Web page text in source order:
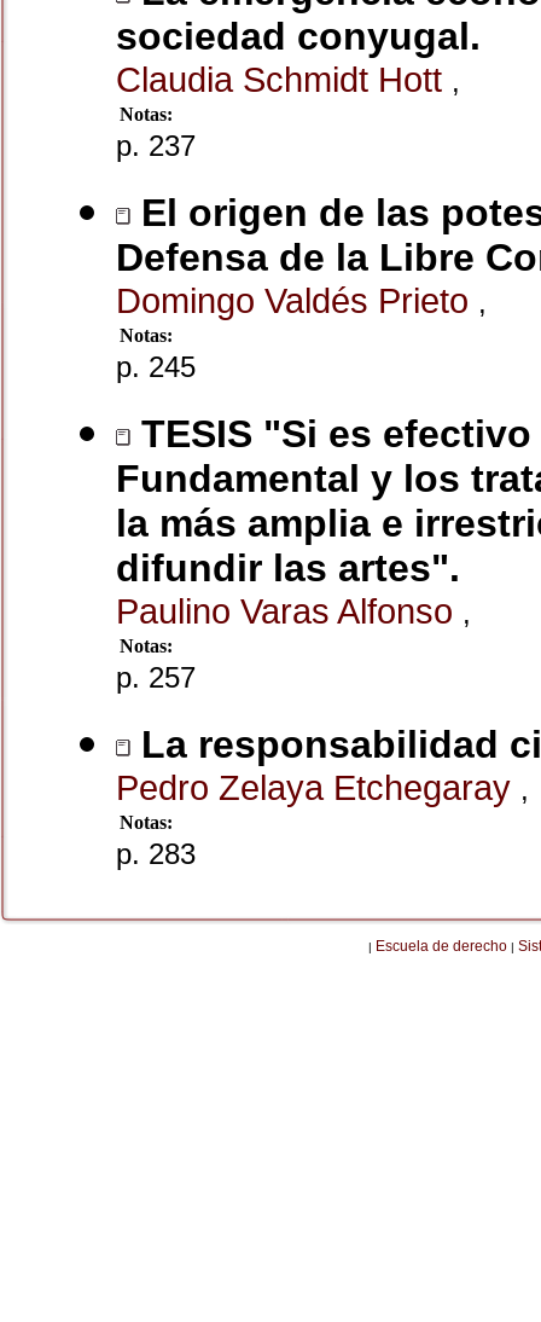
sociedad conyugal.
Claudia Schmidt Hott ,
Notas:
p. 237
El origen de las
Defensa de la Libre
Domingo Valdés Prieto ,
Notas:
p. 245
TESIS "Si es
Fundamental y los
la más amplia e
difundir las artes".
Paulino Varas Alfonso ,
Notas:
p. 257
La responsabilidad
Pedro Zelaya Etchegaray ,
Notas:
p. 283
| Escuela de derecho |